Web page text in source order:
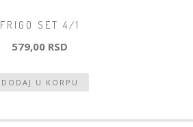
FRIGO SET 4/1
579,00 RSD